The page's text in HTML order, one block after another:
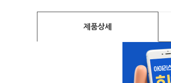
제품상세